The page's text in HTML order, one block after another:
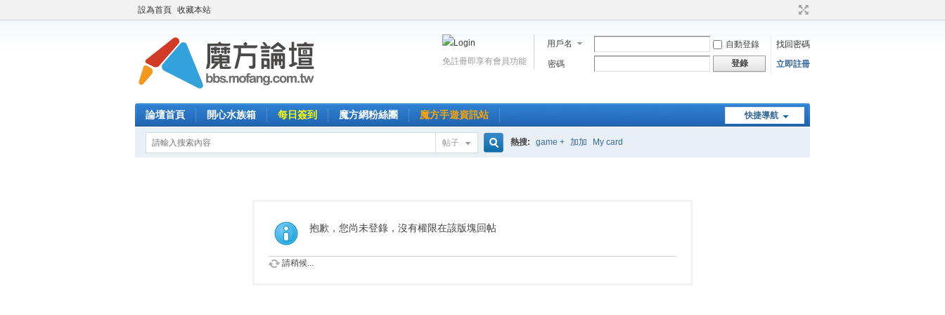
設為首頁 收藏本站
用戶名 自動登錄
找回密碼
密碼
登錄 立即註冊
免註冊即享有會員功能
快捷導航
論壇首頁 開心水族箱 每日簽到 魔方網粉絲團 魔方手遊資訊站
帖子
索
熱搜: game + 加加 My card
抱歉，您尚未登錄，沒有權限在該版塊回帖
請稍候...